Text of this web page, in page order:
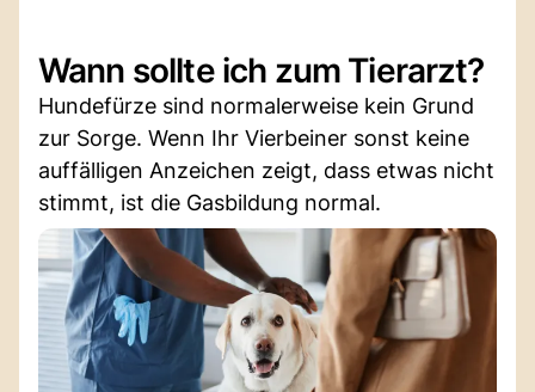
Wann sollte ich zum Tierarzt?
Hundefürze sind normalerweise kein Grund
zur Sorge. Wenn Ihr Vierbeiner sonst keine
auffälligen Anzeichen zeigt, dass etwas nicht
stimmt, ist die Gasbildung normal.